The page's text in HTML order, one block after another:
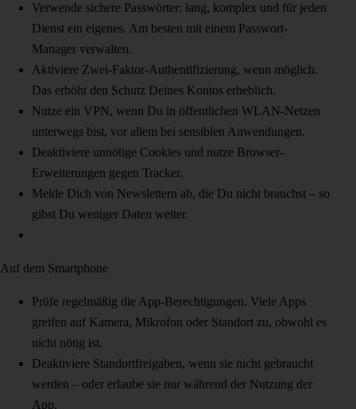
Verwende sichere Passwörter: lang, komplex und für jeden
Dienst ein eigenes. Am besten mit einem Passwort-
Manager verwalten.
Aktiviere Zwei-Faktor-Authentifizierung, wenn möglich.
Das erhöht den Schutz Deines Kontos erheblich.
Nutze ein VPN, wenn Du in öffentlichen WLAN-Netzen
unterwegs bist, vor allem bei sensiblen Anwendungen.
Deaktiviere unnötige Cookies und nutze Browser-
Erweiterungen gegen Tracker.
Melde Dich von Newslettern ab, die Du nicht brauchst – so
gibst Du weniger Daten weiter.
Auf dem Smartphone
Prüfe regelmäßig die App-Berechtigungen. Viele Apps
greifen auf Kamera, Mikrofon oder Standort zu, obwohl es
nicht nötig ist.
Deaktiviere Standortfreigaben, wenn sie nicht gebraucht
werden – oder erlaube sie nur während der Nutzung der
App.